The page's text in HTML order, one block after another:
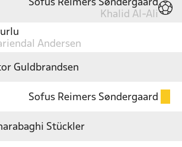
Sofus Reimers Søndergaard
Khalid Al-Ali
Andersen
Guldbrandsen
Sofus Reimers Søndergaard
Stückler